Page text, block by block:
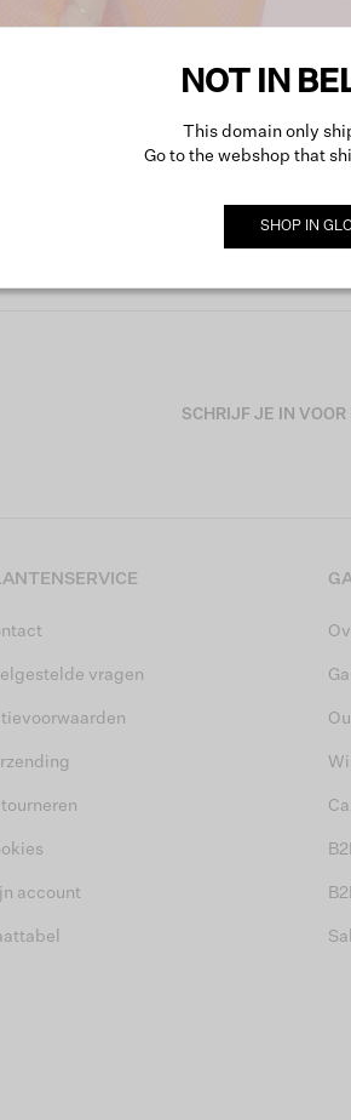
SCHRIJF JE IN
vragen
account
NOT IN
This domain only
Go to the webshop that
SHOP IN